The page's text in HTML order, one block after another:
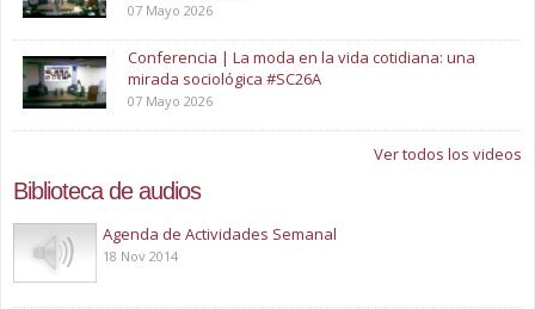
07 Mayo 2026
Conferencia | La moda en la vida cotidiana: una
mirada sociológica #SC26A
07 Mayo 2026
Ver todos los videos
Biblioteca de audios
Play
Agenda de Actividades Semanal
18 Nov 2014